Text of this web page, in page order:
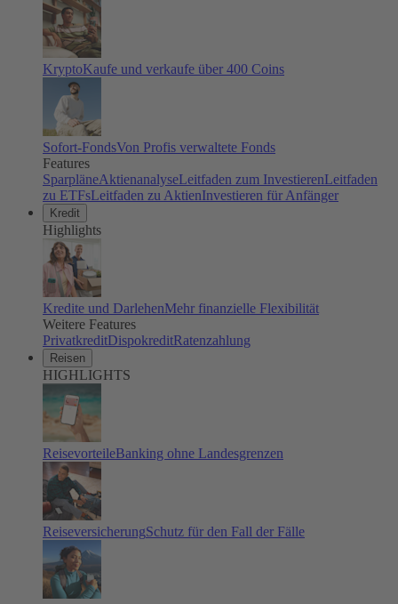
KryptoKaufe und verkaufe über 400 Coins
Sofort-FondsVon Profis verwaltete Fonds
Features
SparpläneAktienanalyseLeitfaden zum InvestierenLeitfaden
zu ETFsLeitfaden zu AktienInvestieren für Anfänger
Kredit
Highlights
Kredite und DarlehenMehr finanzielle Flexibilität
Weitere Features
PrivatkreditDispokreditRatenzahlung
Reisen
HIGHLIGHTS
ReisevorteileBanking ohne Landesgrenzen
ReiseversicherungSchutz für den Fall der Fälle